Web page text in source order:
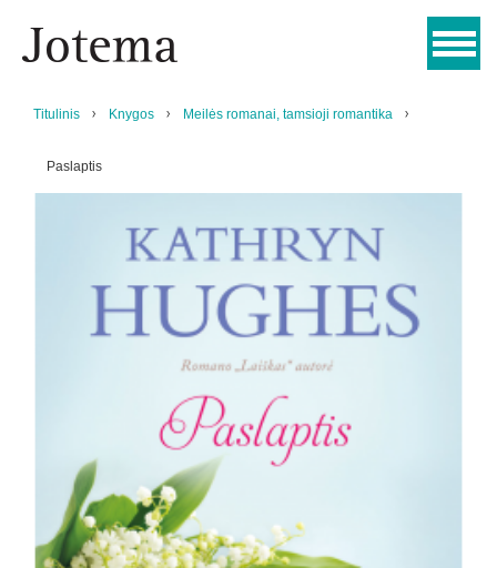
Titulinis Knygos Meilės romanai, tamsioji romantika
Paslaptis